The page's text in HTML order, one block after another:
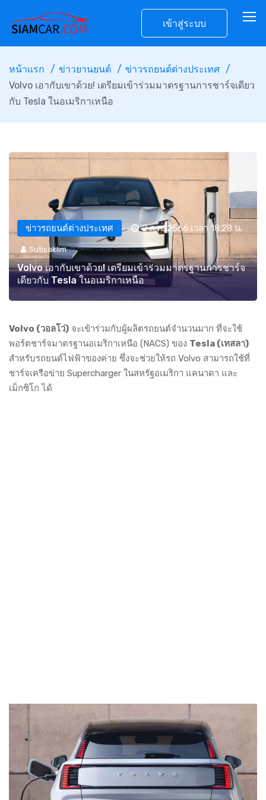
เข้าสู่ระบบ
หน้าแรก ข่าวยานยนต์
ข่าวรถยนต์ต่างประเทศ
Volvo เอากับเขาด้วย! เตรียมเข้าร่วมมาตรฐานการชาร์จเดียว
กับ Tesla ในอเมริกาเหนือ
ข่าวรถยนต์ต่างประเทศ 2 ก.ค. 2566 เวลา 18:28 น.
Sutisaklim
Volvo เอากับเขาด้วย! เตรียมเข้าร่วมมาตรฐานการชาร์จ
เดียวกับ Tesla ในอเมริกาเหนือ
Volvo (วอลโว่) จะเข้าร่วมกับผู้ผลิตรถยนต์จำนวนมาก ที่จะใช้
พอร์ตชาร์จมาตรฐานอเมริกาเหนือ (NACS) ของ Tesla (เทสลา)
สำหรับรถยนต์ไฟฟ้าของค่าย ซึ่งจะช่วยให้รถ Volvo สามารถใช้ที่
ชาร์จเครือข่าย Supercharger ในสหรัฐอเมริกา แคนาดา และ
เม็กซิโก ได้